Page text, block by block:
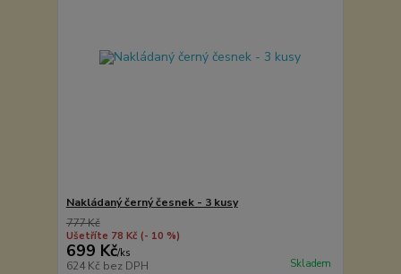
Nakládaný černý česnek - 3 kusy
777 Kč
Ušetříte 78 Kč (- 10 %)
699 Kč/ks
624 Kč bez DPH Skladem